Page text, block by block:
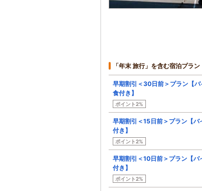
「年末 旅行」を含む宿泊プラン
早期割引＜30日前＞プラン【バ
食付き】
ポイント2%
早期割引＜15日前＞プラン【バ
付き】
ポイント2%
早期割引＜10日前＞プラン【バ
付き】
ポイント2%